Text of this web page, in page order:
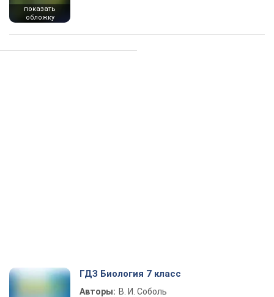
показать
обложку
ГДЗ Биология 7 класс
Авторы: В. И. Соболь